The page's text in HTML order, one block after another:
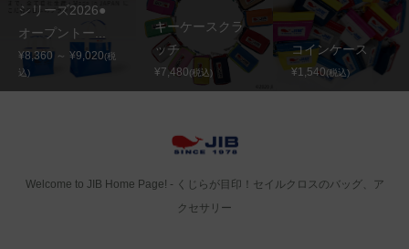
シリーズ2026●
オープントー...
¥8,360 ～ ¥9,020(税
込)
キーケースクラ
ッチ
¥7,480(税込)
コインケース
¥1,540(税込)
Welcome to JIB Home Page! ‐ くじらが目印！セイルクロスのバッグ、ア
クセサリー